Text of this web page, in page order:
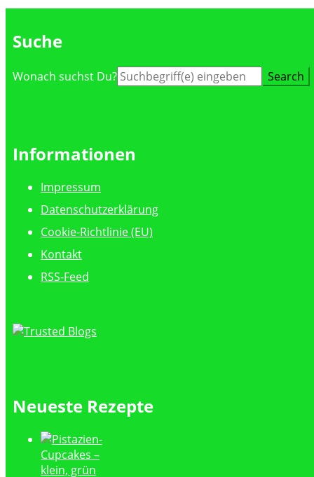
Suche
Suche
Wonach suchst Du?
Informationen
Impressum
Datenschutzerklärung
Cookie-Richtlinie (EU)
Kontakt
RSS-Feed
Neueste Rezepte